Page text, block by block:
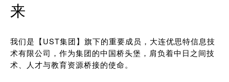
来
我们是【UST集团】旗下的重要成员，大连优思特信息技
术有限公司，作为集团的中国桥头堡，肩负着中日之间技
术、人才与教育资源桥接的使命。